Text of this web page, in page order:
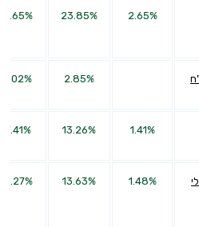
2.65%
23.85%
2.85%
1.41%
13.26%
1.48%
13.63%